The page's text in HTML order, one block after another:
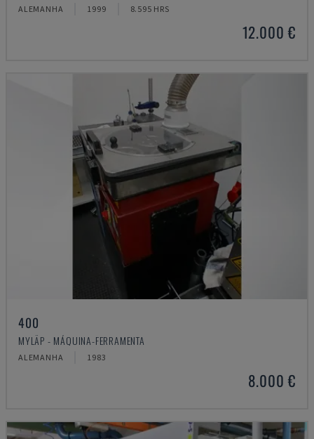
ALEMANHA 1999 8.595 HRS
12.000 €
400
MYLÄP - MÁQUINA-FERRAMENTA
ALEMANHA 1983
8.000 €